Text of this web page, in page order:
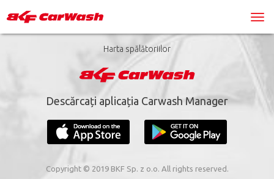
Harta spălătoriilor
Descărcați aplicația Carwash Manager
Copyright © 2019 BKF Sp. z o.o. All rights reserved.